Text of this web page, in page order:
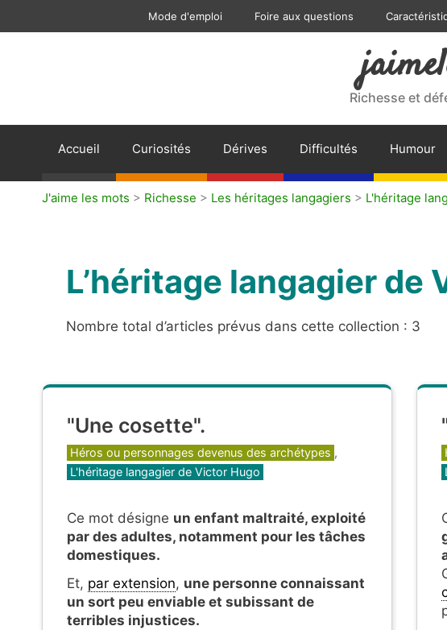
Mode d'emploi Foire aux questions
Richesse et
Accueil Curiosités Dérives Difficultés Humour
J'aime les mots > Richesse > Les héritages langagiers > L'héritage
L’héritage langagier de
Nombre total d’articles prévus dans cette collection : 3
"Une cosette".
Catégories
Héros ou personnages devenus des archétypes ,
L'héritage langagier de Victor Hugo
Ce mot désigne un enfant maltraité, exploité
par des adultes, notamment pour les tâches
domestiques.
Et, par extension, une personne connaissant
un sort peu enviable et subissant de
terribles injustices.